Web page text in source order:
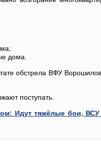
дома.
обстрела ВФУ
поступать.
Идут тяжёлые бои, ВСУ